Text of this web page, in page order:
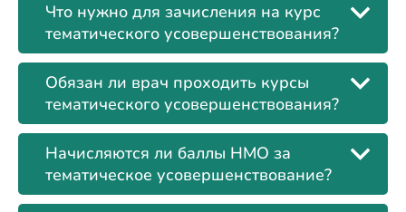
Что нужно для зачисления на курс
тематического усовершенствования?
Обязан ли врач проходить курсы
тематического усовершенствования?
Начисляются ли баллы НМО за
тематическое усовершенствование?